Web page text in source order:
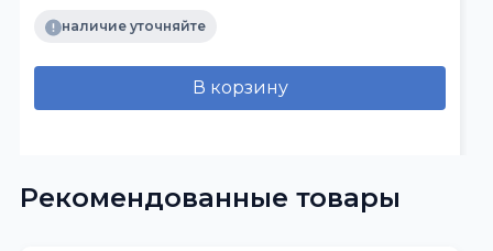
наличие уточняйте
В корзину
Рекомендованные товары